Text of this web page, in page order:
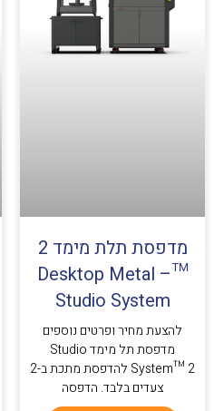
מדפסת תלת מימד 2
™Desktop Metal –
Studio System
להצעת מחיר ופרטים נוספים
מדפסת תל מימד Studio
System™ 2 להדפסת מתכת ב-2
צעדים בלבד. הדפסה